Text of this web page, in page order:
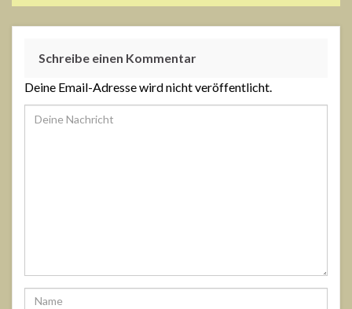
Schreibe einen Kommentar
Deine Email-Adresse wird nicht veröffentlicht.